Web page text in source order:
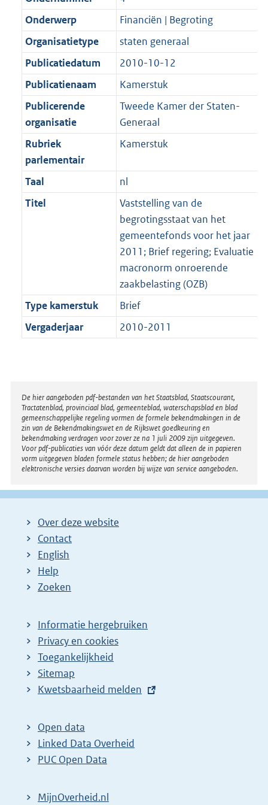
Onderwerp
Financiën | Begroting
Organisatietype
staten generaal
Publicatiedatum
2010-10-12
Publicatienaam
Kamerstuk
Publicerende
organisatie
Tweede Kamer der Staten-
Generaal
Rubriek
parlementair
Kamerstuk
Taal
nl
Titel
Vaststelling van de
begrotingsstaat van het
gemeentefonds voor het jaar
2011; Brief regering; Evaluatie
macronorm onroerende
zaakbelasting (OZB)
Type kamerstuk
Brief
Vergaderjaar
2010-2011
Disclaimer
De hier aangeboden pdf-bestanden van het Staatsblad, Staatscourant,
Tractatenblad, provinciaal blad, gemeenteblad, waterschapsblad en blad
gemeenschappelijke regeling vormen de formele bekendmakingen in de
zin van de Bekendmakingswet en de Rijkswet goedkeuring en
bekendmaking verdragen voor zover ze na 1 juli 2009 zijn uitgegeven.
Voor pdf-publicaties van vóór deze datum geldt dat alleen de in papieren
vorm uitgegeven bladen formele status hebben; de hier aangeboden
elektronische versies daarvan worden bij wijze van service aangeboden.
Over deze website
Contact
English
Help
Zoeken
Informatie hergebruiken
Privacy en cookies
Toegankelijkheid
Sitemap
E
t
e
r
l
Kwetsbaarheid melden
Open data
Linked Data Overheid
PUC Open Data
MijnOverheid.nl